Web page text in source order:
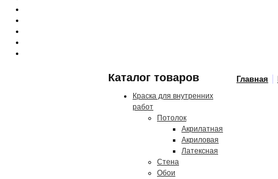
Каталог товаров
Краска для внутренних
работ
Потолок
Акрилатная
Акриловая
Латексная
Стена
Обои
Главная